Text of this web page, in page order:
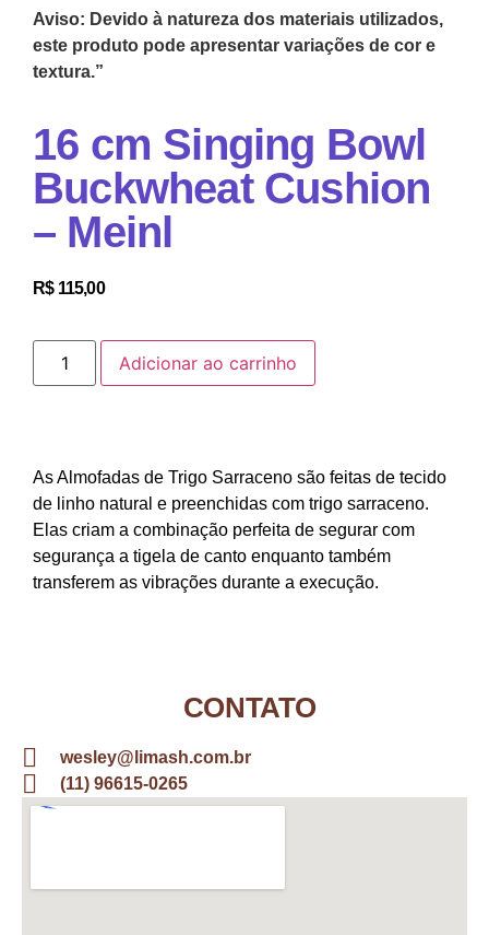
Aviso: Devido à natureza dos materiais utilizados,
este produto pode apresentar variações de cor e
textura.”
16 cm Singing Bowl
Buckwheat Cushion
– Meinl
R$115,00
Adicionar ao carrinho
As Almofadas de Trigo Sarraceno são feitas de tecido
de linho natural e preenchidas com trigo sarraceno.
Elas criam a combinação perfeita de segurar com
segurança a tigela de canto enquanto também
transferem as vibrações durante a execução.
CONTATO
wesley@limash.com.br
(11) 96615-0265